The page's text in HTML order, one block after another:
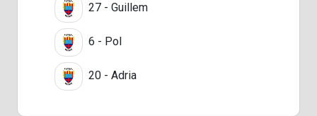
27 - Guillem
6 - Pol
20 - Adria